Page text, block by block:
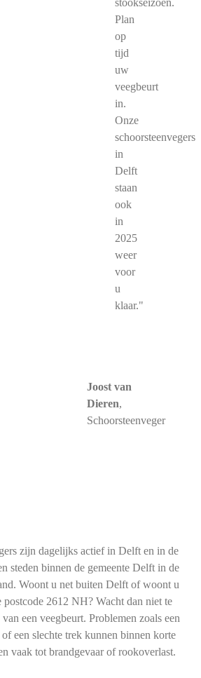
Plan
op
tijd
uw
veegbeurt
in.
Onze
schoorsteenvegers
in
Delft
staan
ook
in
2025
weer
voor
u
klaar."
Joost van
Dieren,
Schoorsteenveger
zijn dagelijks actief in Delft en in de
steden binnen de gemeente Delft in de
Woont u net buiten Delft of woont u
postcode 2612 NH? Wacht dan niet te
een veegbeurt. Problemen zoals een
een slechte trek kunnen binnen korte
vaak tot brandgevaar of rookoverlast.